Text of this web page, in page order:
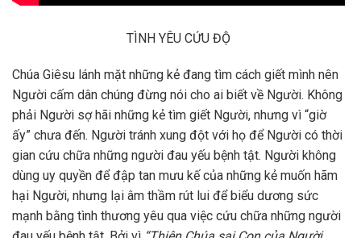
TÌNH YÊU CỨU ĐỘ
Chúa Giêsu lánh mặt những kẻ đang tìm cách giết mình nên
Người cấm dân chúng đừng nói cho ai biết về Người. Không
phải Người sợ hãi những kẻ tìm giết Người, nhưng vì “giờ
ấy” chưa đến. Người tránh xung đột với họ để Người có thời
gian cứu chữa những người đau yếu bệnh tật. Người không
dùng uy quyền để đập tan mưu kế của những kẻ muốn hãm
hại Người, nhưng lại âm thầm rút lui để biểu dương sức
mạnh bằng tình thương yêu qua việc cứu chữa những người